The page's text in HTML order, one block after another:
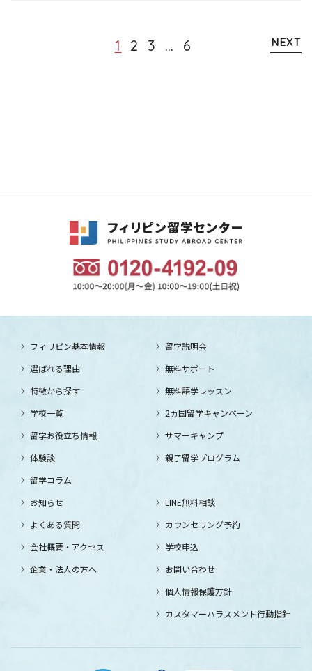
1 2 3 … 6 NEXT
フィリピン基本情報
選ばれる理由
特徴から探す
学校一覧
留学お役立ち情報
体験談
留学コラム
留学説明会
無料サポート
無料語学レッスン
2ヵ国留学キャンペーン
サマーキャンプ
親子留学プログラム
お知らせ
よくある質問
会社概要・アクセス
企業・法人の方へ
LINE無料相談
カウンセリング予約
学校申込
お問い合わせ
個人情報保護方針
カスタマーハラスメント行動指針